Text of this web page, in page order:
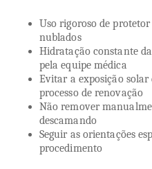
Uso rigoroso de
nublados
Hidratação constante
pela equipe médica
Evitar a exposição
processo de renovação
Não remover
descamando
Seguir as orientações
procedimento